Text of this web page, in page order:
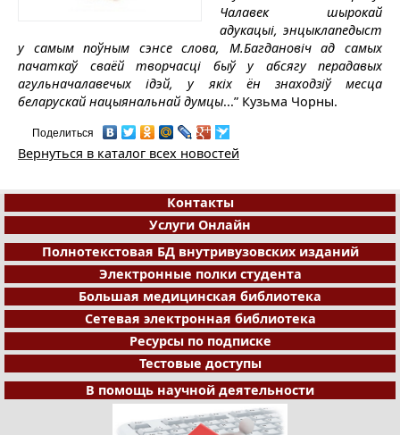
Чалавек шырокай
адукацыі, энцыклапедыст
у самым поўным сэнсе слова, М.Багдановіч ад самых
пачаткаў сваёй творчасці быў у абсягу перадавых
агульначалавечых ідэй, у якіх ён знаходзіў месца
беларускай нацыянальнай думцы...” Кузьма Чорны.
Поделиться
Вернуться в каталог всех новостей
Контакты
Услуги Онлайн
Полнотекстовая БД внутривузовских изданий
Электронные полки студента
Большая медицинская библиотека
Сетевая электронная библиотека
Ресурсы по подписке
Тестовые доступы
В помощь научной деятельности